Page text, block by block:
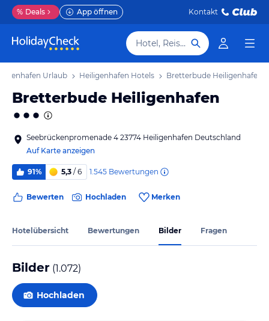
% Deals App öffnen Kontakt
Hotel, Reiseziel
Urlaub Heiligenhafen Hotels Bretterbude Heiligenhafen
Bretterbude Heiligenhafen
Seebrückenpromenade 4 23774 Heiligenhafen Deutschland
Auf Karte anzeigen
91% 5,3 / 6 1.545 Bewertungen
Bewerten Hochladen Merken
Hotelübersicht Bewertungen Bilder Fragen
Bilder (1.072)
Hochladen